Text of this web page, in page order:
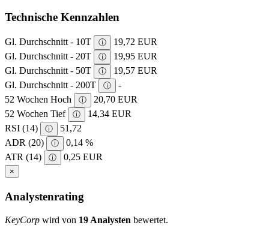
Technische Kennzahlen
Gl. Durchschnitt - 10T ⓘ
19,72 EUR
Gl. Durchschnitt - 20T
ⓘ
19,95 EUR
Gl. Durchschnitt - 50T
ⓘ
19,57 EUR
Gl. Durchschnitt - 200T
ⓘ
-
52 Wochen Hoch
ⓘ
20,70 EUR
52 Wochen Tief
ⓘ
14,34 EUR
RSI (14)
ⓘ
51,72
ADR (20)
ⓘ
0,14 %
ATR (14)
ⓘ 0,25 EUR
×
Analystenrating
KeyCorp wird von 19 Analysten bewertet.